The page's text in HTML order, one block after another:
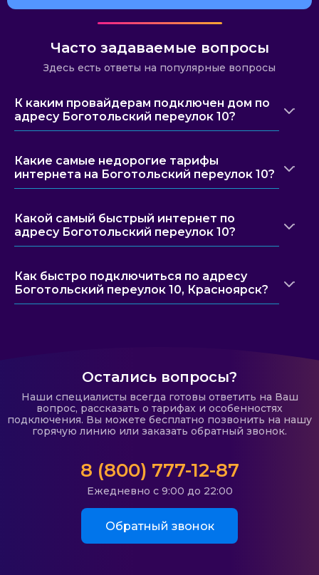
Часто задаваемые вопросы
Здесь есть ответы на популярные вопросы
К каким провайдерам подключен дом по
адресу Боготольский переулок 10?
Какие самые недорогие тарифы
интернета на Боготольский переулок 10?
Какой самый быстрый интернет по
адресу Боготольский переулок 10?
Как быстро подключиться по адресу
Боготольский переулок 10, Красноярск?
Остались вопросы?
Наши специалисты всегда готовы ответить на Ваш
вопрос, рассказать о тарифах и особенностях
подключения. Вы можете бесплатно позвонить на нашу
горячую линию или заказать обратный звонок.
8 (800) 777-12-87
Ежедневно с 9:00 до 22:00
Обратный звонок